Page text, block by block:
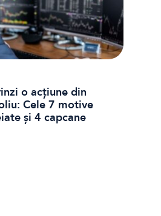
o acțiune din
Cele 7 motive
și 4 capcane